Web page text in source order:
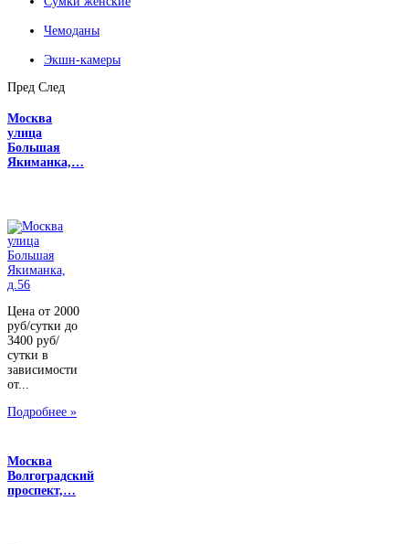
Чемоданы
Экшн-камеры
Пред След
Москва
улица
Большая
Якиманка,…
Цена от 2000
руб/сутки до
3400 руб/
сутки в
зависимости
от...
Подробнее »
Москва
Волгоградский
проспект,…